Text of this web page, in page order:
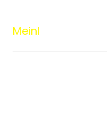
cantidad
Meinl